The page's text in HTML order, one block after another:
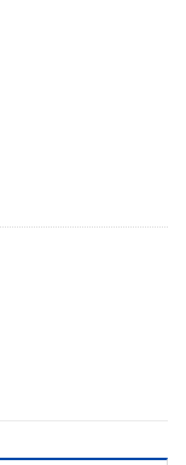
บรุ่น 760 , 800 ,